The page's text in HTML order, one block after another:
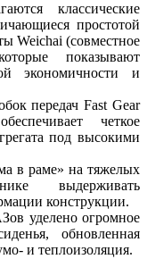
классические
простотой
Weichai (совместное
показывают
экономичности и
передач Fast Gear
четкое
под высокими
в раме» на тяжелых
выдерживать
конструкции.
уделено огромное
обновленная
и теплоизоляция.